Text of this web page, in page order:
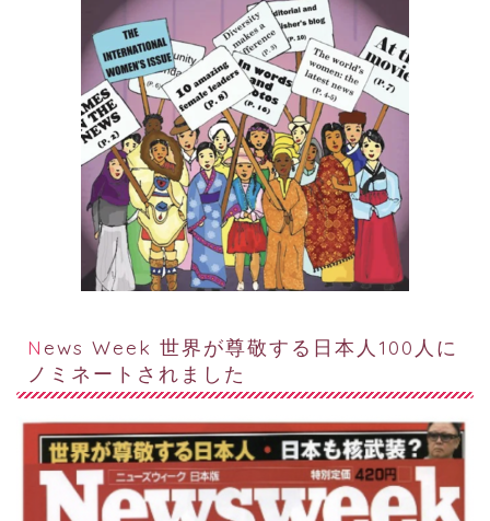
News Week 世界が尊敬する日本人100人に
ノミネートされました